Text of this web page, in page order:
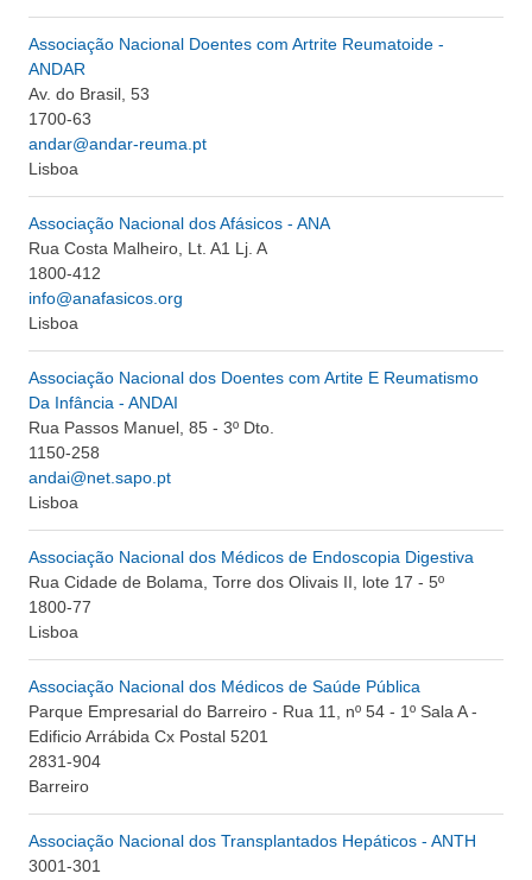
Associação Nacional Doentes com Artrite Reumatoide -
ANDAR
Av. do Brasil, 53
1700-63
andar@andar-reuma.pt
Lisboa
Associação Nacional dos Afásicos - ANA
Rua Costa Malheiro, Lt. A1 Lj. A
1800-412
info@anafasicos.org
Lisboa
Associação Nacional dos Doentes com Artite E Reumatismo
Da Infância - ANDAI
Rua Passos Manuel, 85 - 3º Dto.
1150-258
andai@net.sapo.pt
Lisboa
Associação Nacional dos Médicos de Endoscopia Digestiva
Rua Cidade de Bolama, Torre dos Olivais II, lote 17 - 5º
1800-77
Lisboa
Associação Nacional dos Médicos de Saúde Pública
Parque Empresarial do Barreiro - Rua 11, nº 54 - 1º Sala A -
Edificio Arrábida Cx Postal 5201
2831-904
Barreiro
Associação Nacional dos Transplantados Hepáticos - ANTH
3001-301